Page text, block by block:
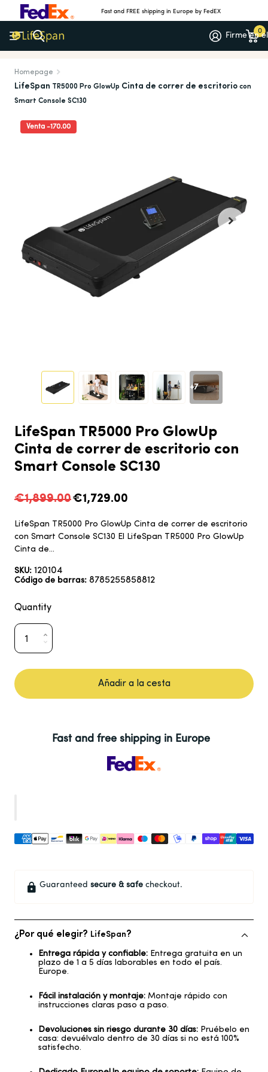
Fast and FREE shipping in Europe by FedEX
Firme en0
Meer dan 1.000 5-sterrenrecensies (4.7/5)
Homepage
LifeSpan TR5000 Pro GlowUp Cinta de correr de escritorio con
Smart Console SC130
+7
Venta -170.00
LifeSpan TR5000 Pro GlowUp
Cinta de correr de escritorio con
Smart Console SC130
€1,899.00€1,729.00
LifeSpan TR5000 Pro GlowUp Cinta de correr de escritorio
con Smart Console SC130 El LifeSpan TR5000 Pro GlowUp
Cinta de...
SKU: 120104
Código de barras: 8785255858812
Quantity
Añadir a la cesta
Fast and free shipping in Europe
Guaranteed secure & safe checkout.
¿Por qué elegir? LifeSpan?
Entrega rápida y confiable: Entrega gratuita en un
plazo de 1 a 5 días laborables en todo el país.
Europe.
Fácil instalación y montaje: Montaje rápido con
instrucciones claras paso a paso.
Devoluciones sin riesgo durante 30 días: Pruébelo en
casa: devuélvalo dentro de 30 días si no está 100%
satisfecho.